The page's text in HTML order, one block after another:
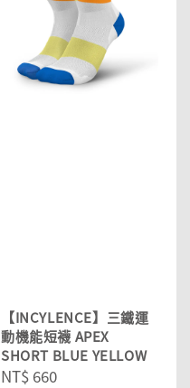
【INCYLENCE】三鐵運
動機能短襪 APEX
SHORT BLUE YELLOW
Regular
NT$ 660